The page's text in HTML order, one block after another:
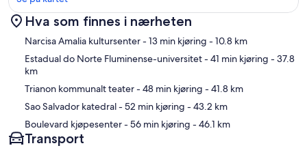
Kart
Hva som finnes i nærheten
Narcisa Amalia kultursenter- 13 min kjøring - 10.8 km
Estadual do Norte Fluminense-universitet- 41 min kjøring - 37.8
km
Trianon kommunalt teater- 48 min kjøring - 41.8 km
Sao Salvador katedral- 52 min kjøring - 43.2 km
Boulevard kjøpesenter- 56 min kjøring - 46.1 km
Transport